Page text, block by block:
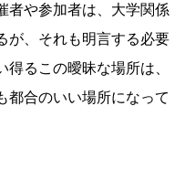
者や参加者は、大学関係
が、それも明言する必要
るこの曖昧な場所は、
都合のいい場所になって